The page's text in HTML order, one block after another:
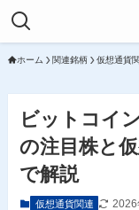
ホーム 関連銘柄 仮想通貨
ビットコイ
の注目株と
で解説
仮想通貨関連 2026